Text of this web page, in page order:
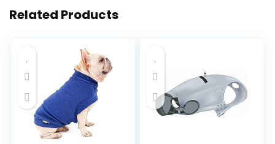
Related Products